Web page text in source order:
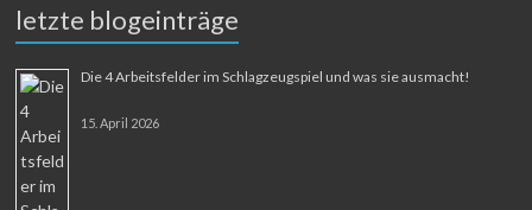
letzte blogeinträge
Die 4 Arbeitsfelder im Schlagzeugspiel und was sie ausmacht!
15. April 2026